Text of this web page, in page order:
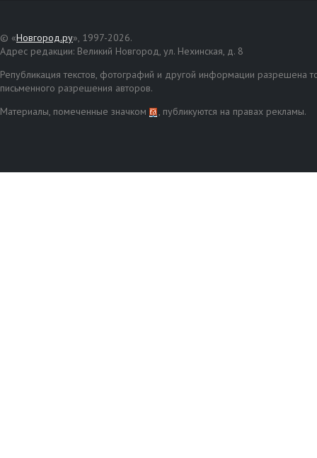
© «Новгород.ру», 1997-2026.
Адрес редакции: Великий Новгород, ул. Нехинская, д. 8
Републикация текстов, фотографий и другой информации разрешена
письменного разрешения авторов.
Материалы, помеченные значком
, публикуются на правах рекламы.